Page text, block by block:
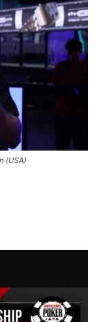
(USA)